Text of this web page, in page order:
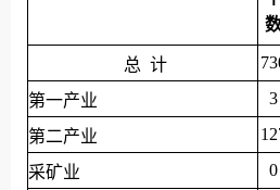
总 计
第一产业 3
第二产业
采矿业 0